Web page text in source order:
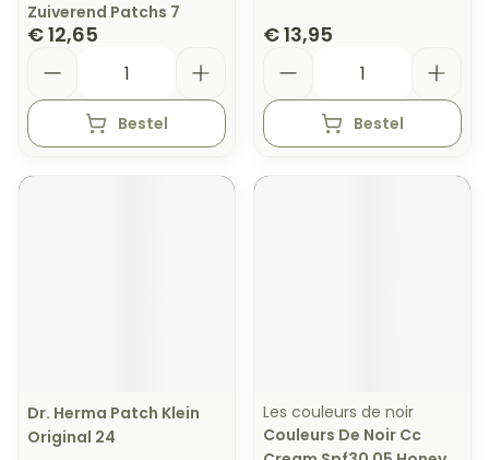
Zuiverend Patchs 7
€ 12,65
Bestel
€ 13,95
Bestel
Dr. Herma Patch Klein
Original 24
Les couleurs de noir
Couleurs De Noir Cc